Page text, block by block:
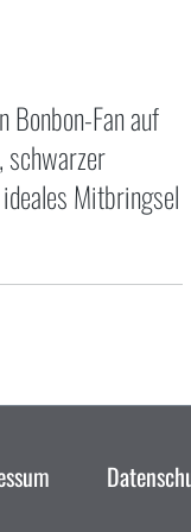
Fan auf
schwarzer
Mitbringsel